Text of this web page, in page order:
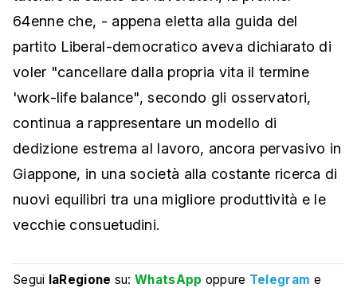
64enne che, - appena eletta alla guida del
partito Liberal-democratico aveva dichiarato di
voler "cancellare dalla propria vita il termine
'work-life balance", secondo gli osservatori,
continua a rappresentare un modello di
dedizione estrema al lavoro, ancora pervasivo in
Giappone, in una società alla costante ricerca di
nuovi equilibri tra una migliore produttività e le
vecchie consuetudini.
Segui laRegione su:WhatsApp oppure Telegram e